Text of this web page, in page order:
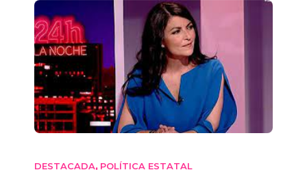
DESTACADA, POLÍTICA ESTATAL